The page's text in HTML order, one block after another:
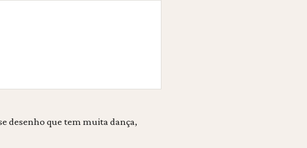
desenho que tem muita dança,